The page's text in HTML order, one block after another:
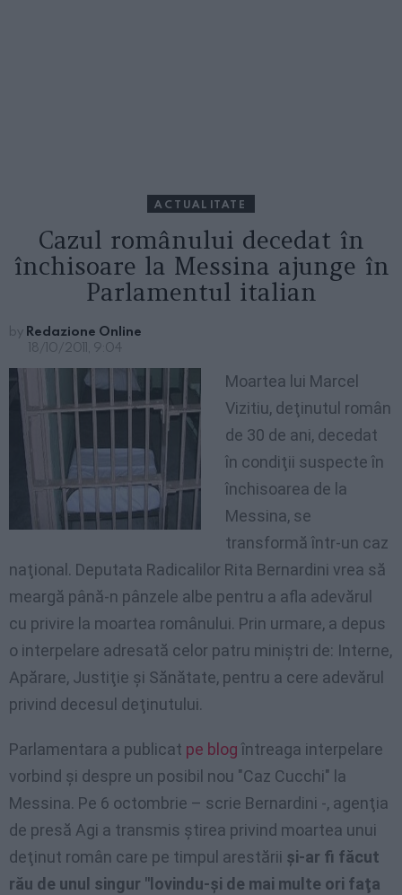
ACTUALITATE
Cazul românului decedat în
închisoare la Messina ajunge în
Parlamentul italian
by Redazione Online
18/10/2011, 9:04
Moartea lui Marcel
Vizitiu, deţinutul român
de 30 de ani, decedat
în condiţii suspecte în
închisoarea de la
Messina, se
transformă într-un caz
naţional. Deputata Radicalilor Rita Bernardini vrea să
meargă până-n pânzele albe pentru a afla adevărul
cu privire la moartea românului. Prin urmare, a depus
o interpelare adresată celor patru miniştri de: Interne,
Apărare, Justiţie şi Sănătate, pentru a cere adevărul
privind decesul deţinutului.
Parlamentara a publicat pe blog întreaga interpelare
vorbind şi despre un posibil nou "Caz Cucchi" la
Messina. Pe 6 octombrie – scrie Bernardini -, agenţia
de presă Agi a transmis ştirea privind moartea unui
deţinut român care pe timpul arestării şi-ar fi făcut
rău de unul singur "lovindu-şi de mai multe ori faţa